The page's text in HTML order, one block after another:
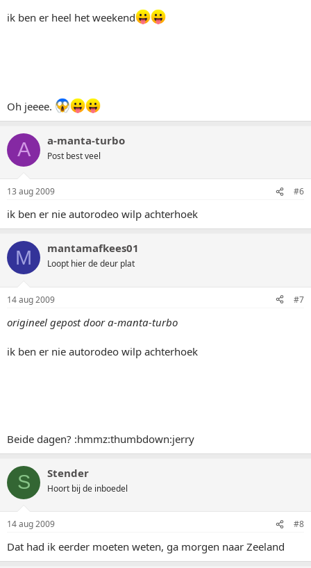
ik ben er heel het weekend
Oh jeeee.
A a-manta-turbo
Post best veel
13 aug 2009 #6
ik ben er nie autorodeo wilp achterhoek
M mantamafkees01
Loopt hier de deur plat
14 aug 2009 #7
origineel gepost door a-manta-turbo
ik ben er nie autorodeo wilp achterhoek
Beide dagen? :hmmz:thumbdown:jerry
S Stender
Hoort bij de inboedel
14 aug 2009 #8
Dat had ik eerder moeten weten, ga morgen naar Zeeland